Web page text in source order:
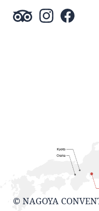
© NAGOYA